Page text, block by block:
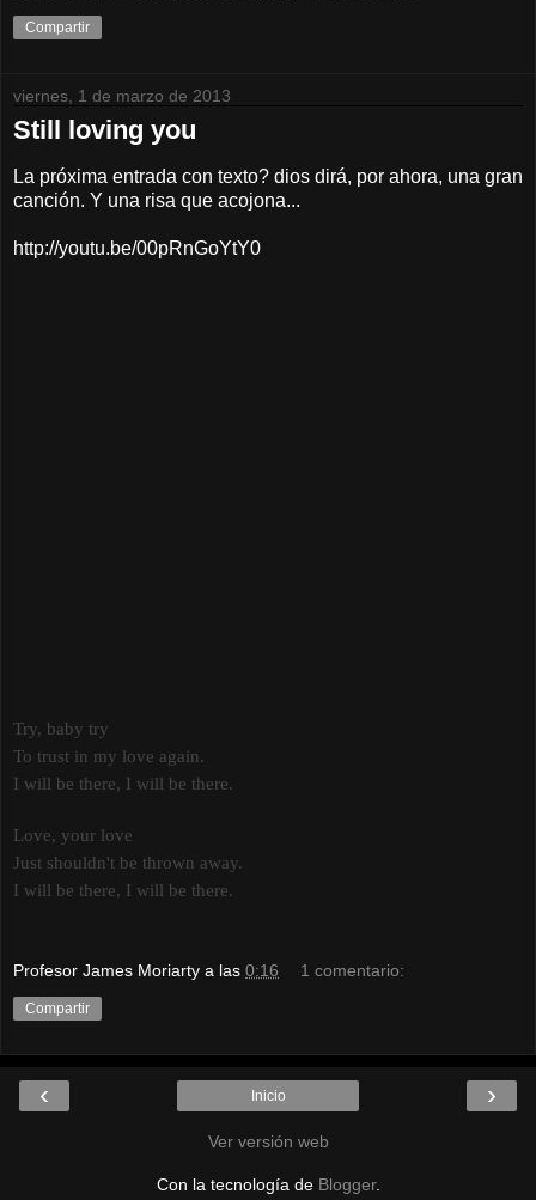
Compartir
viernes, 1 de marzo de 2013
Still loving you
La próxima entrada con texto? dios dirá, por ahora, una gran
canción. Y una risa que acojona...
http://youtu.be/00pRnGoYtY0
Try, baby try
To trust in my love again.
I will be there, I will be there.
Love, your love
Just shouldn't be thrown away.
I will be there, I will be there.
Profesor James Moriarty a las 0:16 1 comentario:
Compartir
‹ ›
Inicio
Ver versión web
Con la tecnología de Blogger.